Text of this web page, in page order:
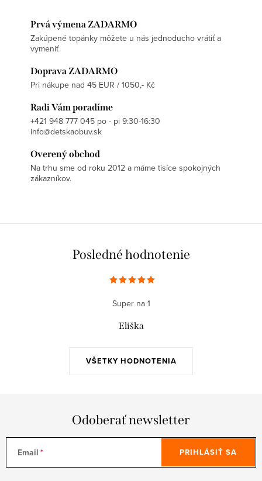
Prvá výmena ZADARMO
Zakúpené topánky môžete u nás jednoducho vrátiť a
vymeniť
Doprava ZADARMO
Pri nákupe nad 45 EUR / 1050,- Kč
Radi Vám poradíme
+421 948 777 045 po - pi 9:30-16:30
info@detskaobuv.sk
Overený obchod
Na trhu sme od roku 2012 a máme tisíce spokojných
zákazníkov.
Posledné hodnotenie
VŠETKY HODNOTENIA
Super na 1
Eliška
Odoberať newsletter
Email PRIHLÁSIŤ SA